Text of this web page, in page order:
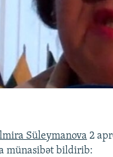
Süleymanova 2
münasibət bildirib: